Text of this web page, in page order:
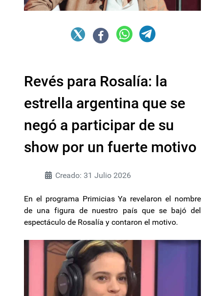
Revés para Rosalía: la
estrella argentina que se
negó a participar de su
show por un fuerte motivo
Creado: 31 Julio 2026
En el programa Primicias Ya revelaron el nombre
de una figura de nuestro país que se bajó del
espectáculo de Rosalía y contaron el motivo.